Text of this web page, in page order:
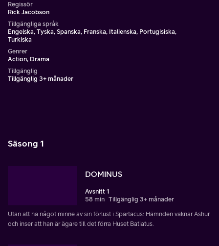
Regissör
Rick Jacobson
Tillgängliga språk
Engelska, Tyska, Spanska, Franska, Italienska, Portugisiska,
Turkiska
Genrer
Action, Drama
Tillgänglig
Tillgänglig 3+ månader
Säsong 1
DOMINUS
Avsnitt 1
58 min Tillgänglig 3+ månader
Utan att ha något minne av sin förlust i Spartacus: Hämnden vaknar Ashur
och inser att han är ägare till det förra Huset Batiatus.